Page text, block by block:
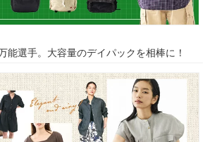
能選手。大容量のデイパックを相棒に！